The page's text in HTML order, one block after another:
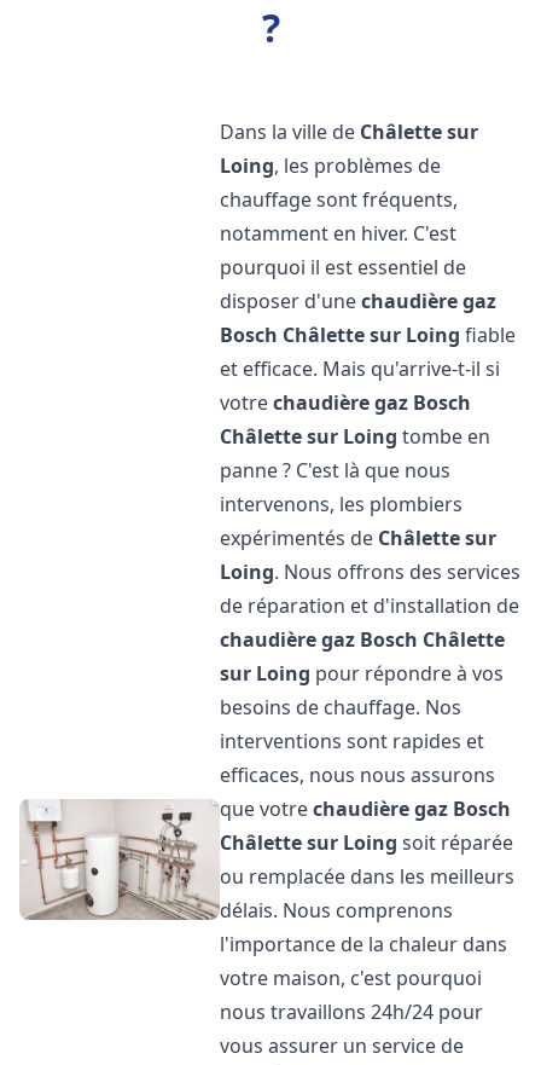
?
Dans la ville de Châlette sur
Loing, les problèmes de
chauffage sont fréquents,
notamment en hiver. C'est
pourquoi il est essentiel de
disposer d'unechaudière gaz
Bosch Châlette sur Loing fiable
et efficace. Mais qu'arrive-t-il si
votrechaudière gaz Bosch
Châlette sur Loing tombe en
panne ? C'est là que nous
intervenons, les plombiers
expérimentés de Châlette sur
Loing. Nous offrons des services
de réparation et d'installation de
chaudière gaz Bosch Châlette
sur Loing pour répondre à vos
besoins de chauffage. Nos
interventions sont rapides et
efficaces, nous nous assurons
que votrechaudière gaz Bosch
Châlette sur Loing soit réparée
ou remplacée dans les meilleurs
délais. Nous comprenons
l'importance de la chaleur dans
votre maison, c'est pourquoi
nous travaillons 24h/24 pour
vous assurer un service de